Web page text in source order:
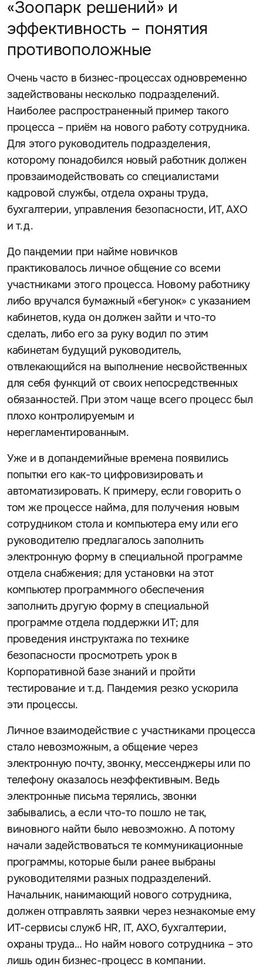
«Зоопарк решений» и
эффективность – понятия
противоположные
Очень часто в бизнес-процессах одновременно
задействованы несколько подразделений.
Наиболее распространенный пример такого
процесса – приём на нового работу сотрудника.
Для этого руководитель подразделения,
которому понадобился новый работник должен
провзаимодействовать со специалистами
кадровой службы, отдела охраны труда,
бухгалтерии, управления безопасности, ИТ, АХО
и т.д.
До пандемии при найме новичков
практиковалось личное общение со всеми
участниками этого процесса. Новому работнику
либо вручался бумажный «бегунок» с указанием
кабинетов, куда он должен зайти и что-то
сделать, либо его за руку водил по этим
кабинетам будущий руководитель,
отвлекающийся на выполнение несвойственных
для себя функций от своих непосредственных
обязанностей. При этом чаще всего процесс был
плохо контролируемым и
нерегламентированным.
Уже и в допандемийные времена появились
попытки его как-то цифровизировать и
автоматизировать. К примеру, если говорить о
том же процессе найма, для получения новым
сотрудником стола и компьютера ему или его
руководителю предлагалось заполнить
электронную форму в специальной программе
отдела снабжения; для установки на этот
компьютер программного обеспечения
заполнить другую форму в специальной
программе отдела поддержки ИТ; для
проведения инструктажа по технике
безопасности просмотреть урок в
Корпоративной базе знаний и пройти
тестирование и т.д. Пандемия резко ускорила
эти процессы.
Личное взаимодействие с участниками процесса
стало невозможным, а общение через
электронную почту, звонку, мессенджеры или по
телефону оказалось неэффективным. Ведь
электронные письма терялись, звонки
забывались, а если что-то пошло не так,
виновного найти было невозможно. А потому
начали задействоваться те коммуникационные
программы, которые были ранее выбраны
руководителями разных подразделений.
Начальник, нанимающий нового сотрудника,
должен отправлять заявки через незнакомые ему
ИТ-сервисы служб HR, IT, АХО, бухгалтерии,
охраны труда… Но найм нового сотрудника – это
лишь один бизнес-процесс в компании.